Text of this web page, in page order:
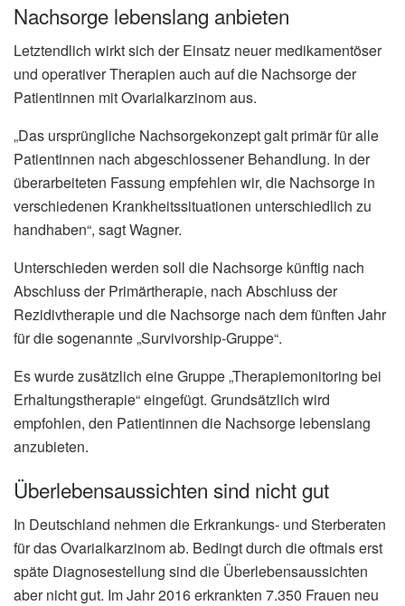
Nachsorge lebenslang anbieten
Letztendlich wirkt sich der Einsatz neuer medikamentöser
und operativer Therapien auch auf die Nachsorge der
Patientinnen mit Ovarialkarzinom aus.
„Das ursprüngliche Nachsorgekonzept galt primär für alle
Patientinnen nach abgeschlossener Behandlung. In der
überarbeiteten Fassung empfehlen wir, die Nachsorge in
verschiedenen Krankheitssituationen unterschiedlich zu
handhaben“, sagt Wagner.
Unterschieden werden soll die Nachsorge künftig nach
Abschluss der Primärtherapie, nach Abschluss der
Rezidivtherapie und die Nachsorge nach dem fünften Jahr
für die sogenannte „Survivorship-Gruppe“.
Es wurde zusätzlich eine Gruppe „Therapiemonitoring bei
Erhaltungstherapie“ eingefügt. Grundsätzlich wird
empfohlen, den Patientinnen die Nachsorge lebenslang
anzubieten.
Überlebensaussichten sind nicht gut
In Deutschland nehmen die Erkrankungs- und Sterberaten
für das Ovarialkarzinom ab. Bedingt durch die oftmals erst
späte Diagnosestellung sind die Überlebensaussichten
aber nicht gut. Im Jahr 2016 erkrankten 7.350 Frauen neu